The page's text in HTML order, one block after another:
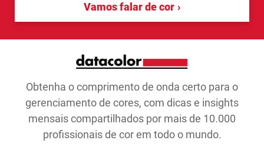
Vamos falar de cor
Obtenha o comprimento de onda certo para o
gerenciamento de cores, com dicas e insights
mensais compartilhados por mais de 10.000
profissionais de cor em todo o mundo.